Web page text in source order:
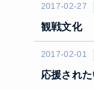
2017-02-27
観戦文化
2017-02-01
応援され